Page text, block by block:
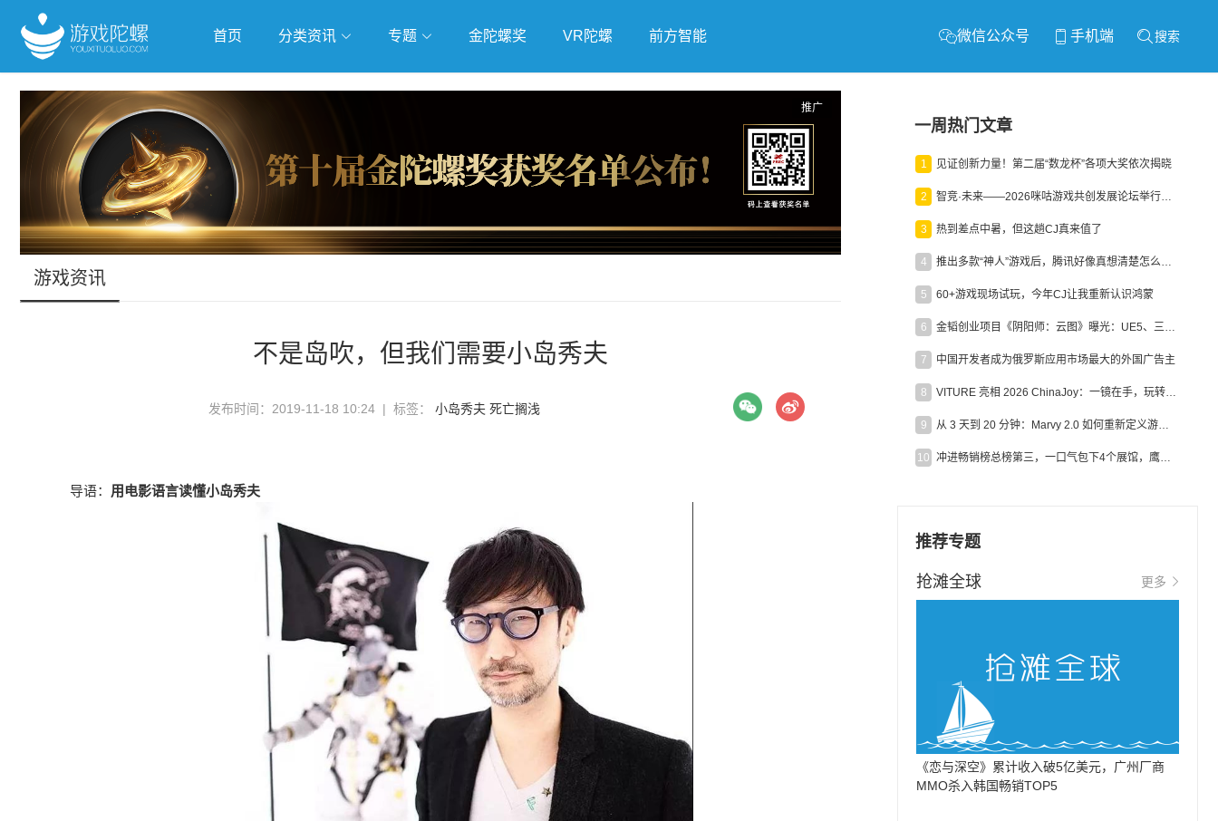
首页 分类资讯 专题
抢滩全球 人工智能 武侠游戏 独立游戏 云游戏
跨界Talk
金陀螺奖 VR陀螺 前方智能 微信公众号 手机端 搜索
推广
游戏资讯
不是岛吹，但我们需要小岛秀夫
发布时间：2019-11-18 10:24 | 标签： 小岛秀夫 死亡搁浅
导语： 用电影语言读懂小岛秀夫
一周热门文章
1 见证创新力量！第二届“数龙杯”各项大奖依次揭晓
2 智竞·未来——2026咪咕游戏共创发展论坛举行：聚力精品内容、AI创作与电竞生态，共建高品质益智健康游戏社区
3 热到差点中暑，但这趟CJ真来值了
4 推出多款“神人”游戏后，腾讯好像真想清楚怎么做二次元了
5 60+游戏现场试玩，今年CJ让我重新认识鸿蒙
6 金韬创业项目《阴阳师：云图》曝光：UE5、三端互通、ARPG
7 中国开发者成为俄罗斯应用市场最大的外国广告主
8 VITURE 亮相 2026 ChinaJoy：一镜在手，玩转全场！
9 从 3 天到 20 分钟：Marvy 2.0 如何重新定义游戏出海营销效率？
10 冲进畅销榜总榜第三，一口气包下4个展馆，鹰角把嘉年华做爆了
推荐专题
抢滩全球 更多
《恋与深空》累计收入破5亿美元，广州厂商
MMO杀入韩国畅销TOP5